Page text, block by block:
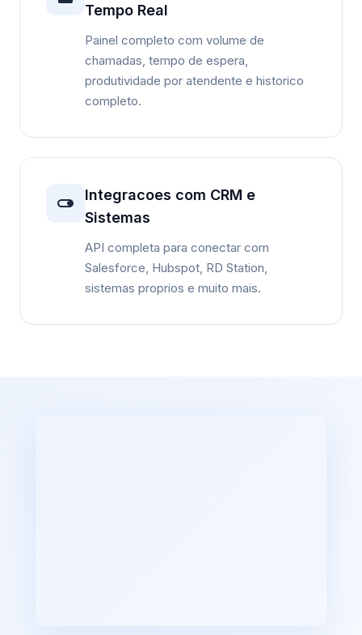
Tempo Real
Painel completo com volume de
chamadas, tempo de espera,
produtividade por atendente e historico
completo.
Integracoes com CRM e
Sistemas
API completa para conectar com
Salesforce, Hubspot, RD Station,
sistemas proprios e muito mais.